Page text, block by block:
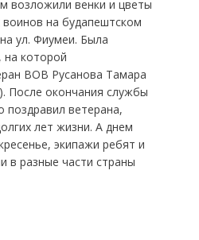
возложили венки и цветы
на будапештском
ул. Фиумеи. Была
на которой
ВОВ Русанова Тамара
После окончания службы
поздравил ветерана,
лет жизни. А днем
экипажи ребят и
в разные части страны